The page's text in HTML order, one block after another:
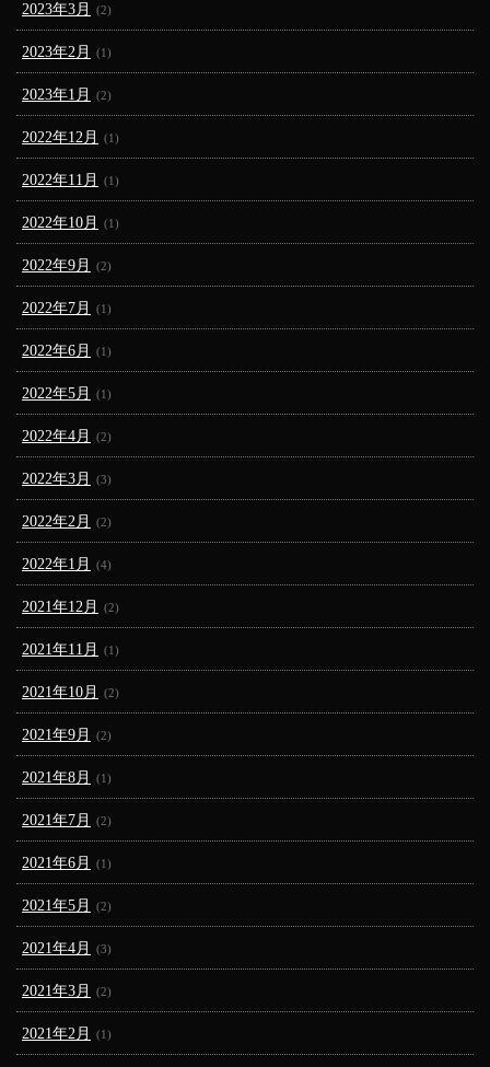
2023年3月 (2)
2023年2月 (1)
2023年1月 (2)
2022年12月 (1)
2022年11月 (1)
2022年10月 (1)
2022年9月 (2)
2022年7月 (1)
2022年6月 (1)
2022年5月 (1)
2022年4月 (2)
2022年3月 (3)
2022年2月 (2)
2022年1月 (4)
2021年12月 (2)
2021年11月 (1)
2021年10月 (2)
2021年9月 (2)
2021年8月 (1)
2021年7月 (2)
2021年6月 (1)
2021年5月 (2)
2021年4月 (3)
2021年3月 (2)
2021年2月 (1)